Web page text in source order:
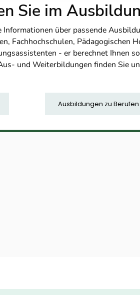
Sie im
über passende
Fachhochschulen, Pädagogischen
- er berechnet Ihnen
und Weiterbildungen finden Sie
Ausbildungen zu Berufen